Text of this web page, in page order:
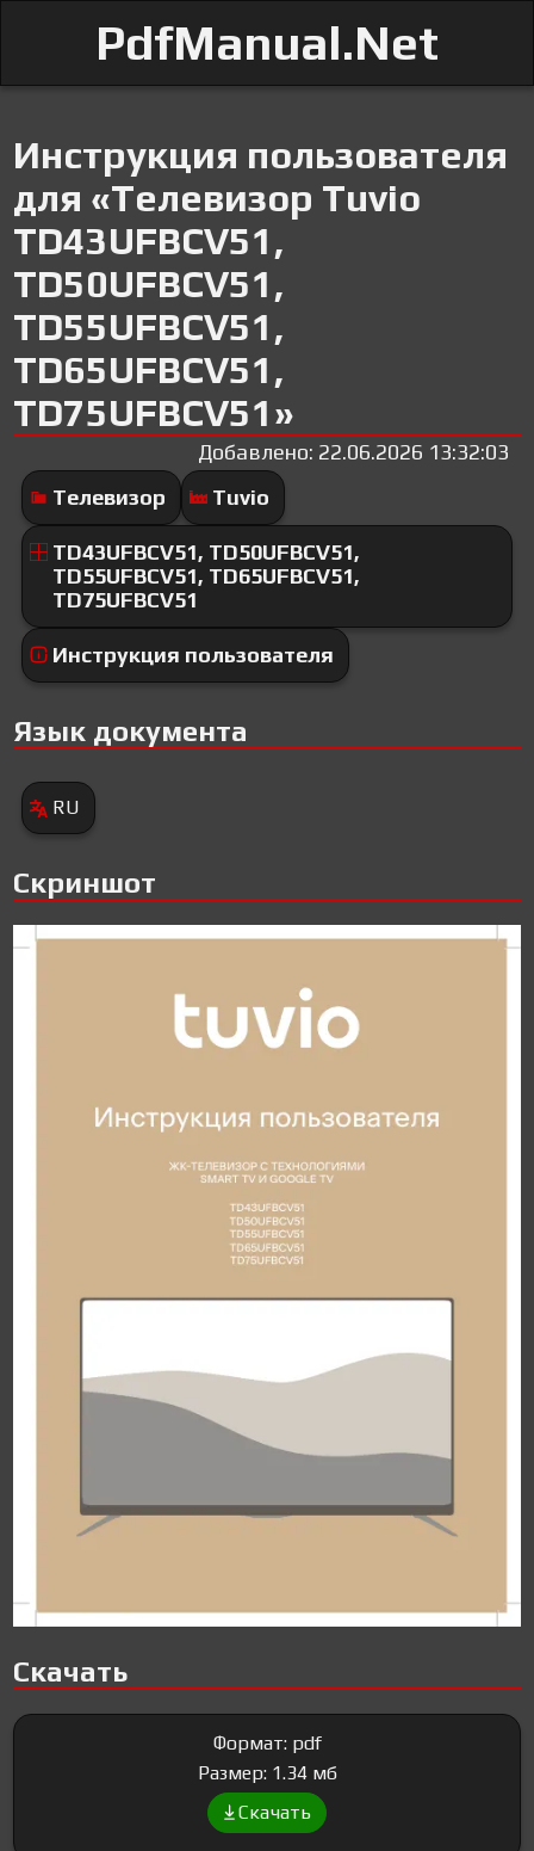
PdfManual.Net
Инструкция пользователя
для «Телевизор Tuvio
TD43UFBCV51,
TD50UFBCV51,
TD55UFBCV51,
TD65UFBCV51,
TD75UFBCV51»
Добавлено: 22.06.2026 13:32:03
Телевизор
Tuvio
TD43UFBCV51, TD50UFBCV51,
TD55UFBCV51, TD65UFBCV51,
TD75UFBCV51
Инструкция пользователя
Язык документа
RU
Скриншот
Скачать
Формат: pdf
Размер: 1.34 мб
Скачать